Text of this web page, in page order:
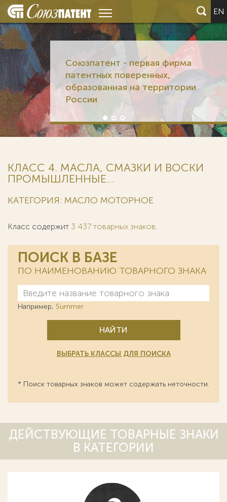
EN
Союзпатент - первая фирма
патентных поверенных,
образованная на территории
России
КЛАСС 4. МАСЛА, СМАЗКИ И ВОСКИ
ПРОМЫШЛЕННЫЕ...
КАТЕГОРИЯ: МАСЛО МОТОРНОЕ
Класс содержит 3 437 товарных знаков.
ПОИСК В БАЗЕ
ПО НАИМЕНОВАНИЮ ТОВАРНОГО ЗНАКА
Например, Summer
НАЙТИ
ВЫБРАТЬ КЛАССЫ ДЛЯ ПОИСКА
* Поиск товарных знаков может содержать неточности.
ДЕЙСТВУЮЩИЕ ТОВАРНЫЕ ЗНАКИ
В КАТЕГОРИИ